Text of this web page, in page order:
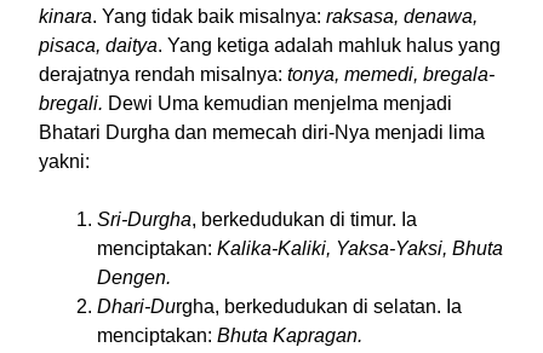
kinara. Yang tidak baik misalnya: raksasa, denawa,
pisaca, daitya. Yang ketiga adalah mahluk halus yang
derajatnya rendah misalnya: tonya, memedi, bregala-
bregali. Dewi Uma kemudian menjelma menjadi
Bhatari Durgha dan memecah diri-Nya menjadi lima
yakni:
Sri-Durgha, berkedudukan di timur. Ia
menciptakan: Kalika-Kaliki, Yaksa-Yaksi, Bhuta
Dengen.
Dhari-Durgha, berkedudukan di selatan. Ia
menciptakan: Bhuta Kapragan.